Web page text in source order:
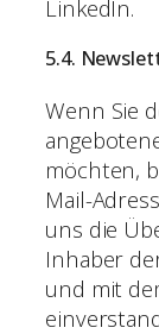
LinkedIn.
5.4.
Wenn Sie
möchten,
Mail-
uns die
Inhaber
und mit